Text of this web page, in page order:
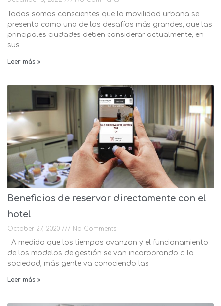
Todos somos conscientes que la movilidad urbana se
presenta como uno de los desafíos más grandes, que las
principales ciudades deben considerar actualmente, en
sus
Leer más »
Beneficios de reservar directamente con el
hotel
October 27, 2020 No Comments
A medida que los tiempos avanzan y el funcionamiento
de los modelos de gestión se van incorporando a la
sociedad, más gente va conociendo las
Leer más »